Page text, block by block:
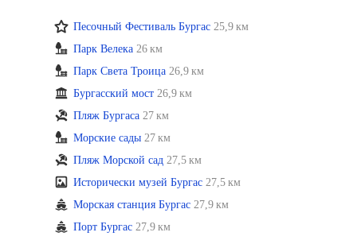
Песочный Фестиваль Бургас 25,9 км
Парк Велека 26 км
Парк Света Троица 26,9 км
Бургасский мост 26,9 км
Пляж Бургаса 27 км
Морские сады 27 км
Пляж Морской сад 27,5 км
Исторически музей Бургас 27,5 км
Морская станция Бургас 27,9 км
Порт Бургас 27,9 км